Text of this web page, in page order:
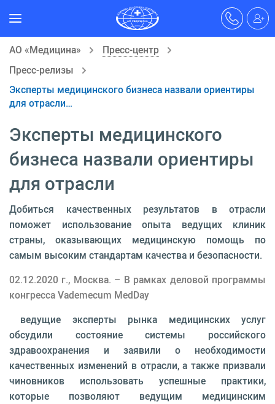
АО «Медицина»
Пресс-центр
Пресс-релизы
Эксперты медицинского бизнеса назвали ориентиры
для отрасли…
Эксперты медицинского
бизнеса назвали ориентиры
для отрасли
Добиться качественных результатов в отрасли
поможет использование опыта ведущих клиник
страны, оказывающих медицинскую помощь по
самым высоким стандартам качества и безопасности.
02.12.2020 г., Москва. – В рамках деловой программы
конгресса Vademecum MedDay
ведущие эксперты рынка медицинских услуг
обсудили состояние системы российского
здравоохранения и заявили о необходимости
качественных изменений в отрасли, а также призвали
чиновников использовать успешные практики,
которые позволяют ведущим медицинским